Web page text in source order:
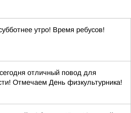
утро! Время ребусов!
отличный повод для
Отмечаем День физкультурника!